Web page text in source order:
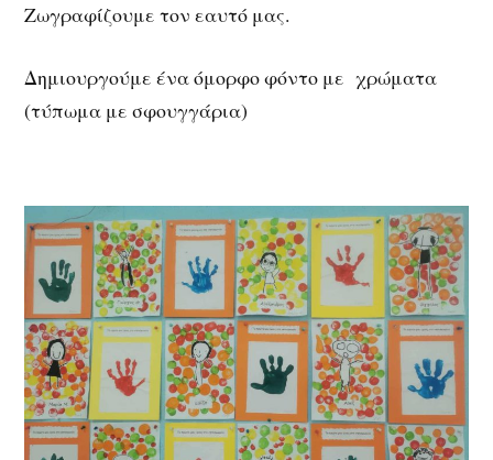
Ζωγραφίζουμε τον εαυτό μας.
Δημιουργούμε ένα όμορφο φόντο με χρώματα
(τύπωμα με σφουγγάρια)